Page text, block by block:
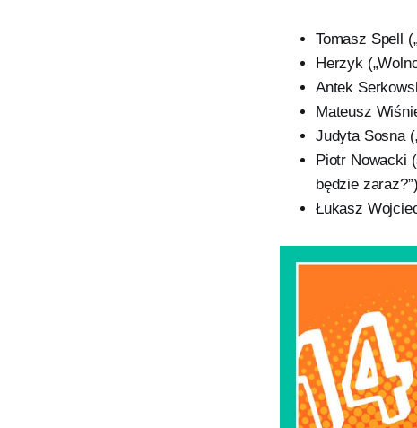
Tomasz Spell
Herzyk
Antek
Mateusz
Judyta Sosna
Piotr Nowacki
będzie
Łukasz